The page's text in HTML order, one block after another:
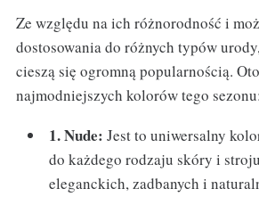
Ze względu na ich różnorodność i
dostosowania do różnych typów
cieszą się ogromną popularnością.
najmodniejszych kolorów tego sezonu:
1. Nude: Jest to uniwersalny
do każdego rodzaju skóry i
eleganckich, zadbanych i